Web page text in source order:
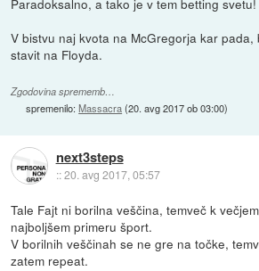
Paradoksalno, a tako je v tem betting svetu!
V bistvu naj kvota na McGregorja kar pada,
stavit na Floyda.
Zgodovina sprememb…
spremenilo:Massacra(20. avg 2017 ob 03:00)
next3steps
::20. avg 2017, 05:57
Tale Fajt ni borilna veščina, temveč k
najboljšem primeru šport.
V borilnih veščinah se ne gre na točke,
zatem repeat.